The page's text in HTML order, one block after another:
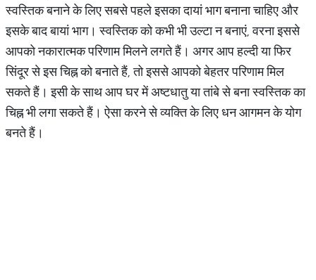
स्वस्तिक बनाने के लिए सबसे पहले इसका दायां भाग बनाना चाहिए और
इसके बाद बायां भाग। स्वस्तिक को कभी भी उल्टा न बनाएं, वरना इससे
आपको नकारात्मक परिणाम मिलने लगते हैं। अगर आप हल्दी या फिर
सिंदूर से इस चिह्न को बनाते हैं, तो इससे आपको बेहतर परिणाम मिल
सकते हैं। इसी के साथ आप घर में अष्टधातु या तांबे से बना स्वस्तिक का
चिह्न भी लगा सकते हैं। ऐसा करने से व्यक्ति के लिए धन आगमन के योग
बनते हैं।